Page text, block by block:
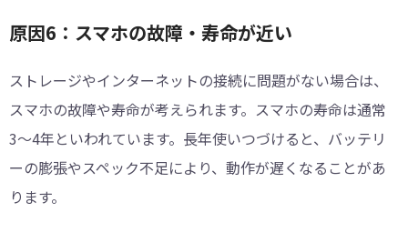
原因6：スマホの故障・寿命が近い
ストレージやインターネットの接続に問題がない場合は、
スマホの故障や寿命が考えられます。スマホの寿命は通常
3〜4年といわれています。長年使いつづけると、バッテリ
ーの膨張やスペック不足により、動作が遅くなることがあ
ります。